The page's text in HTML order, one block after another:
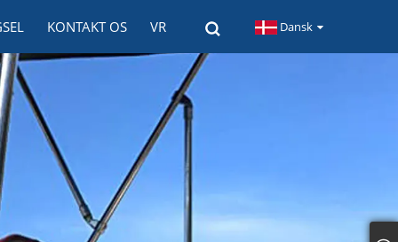
KONTAKT OS VR Dansk